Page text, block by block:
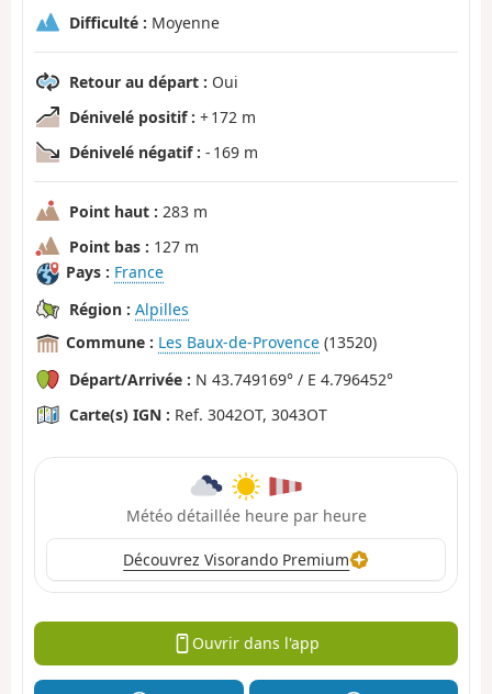
Difficulté : Moyenne
Retour au départ : Oui
Dénivelé positif : + 172 m
Dénivelé négatif : - 169 m
Point haut : 283 m
Point bas : 127 m
Pays : France
Région : Alpilles
Commune : Les Baux-de-Provence (13520)
Départ/Arrivée : N 43.749169° / E 4.796452°
Carte(s) IGN : Ref. 3042OT, 3043OT
Météo détaillée heure par heure
Découvrez Visorando Premium
Ouvrir dans l'app